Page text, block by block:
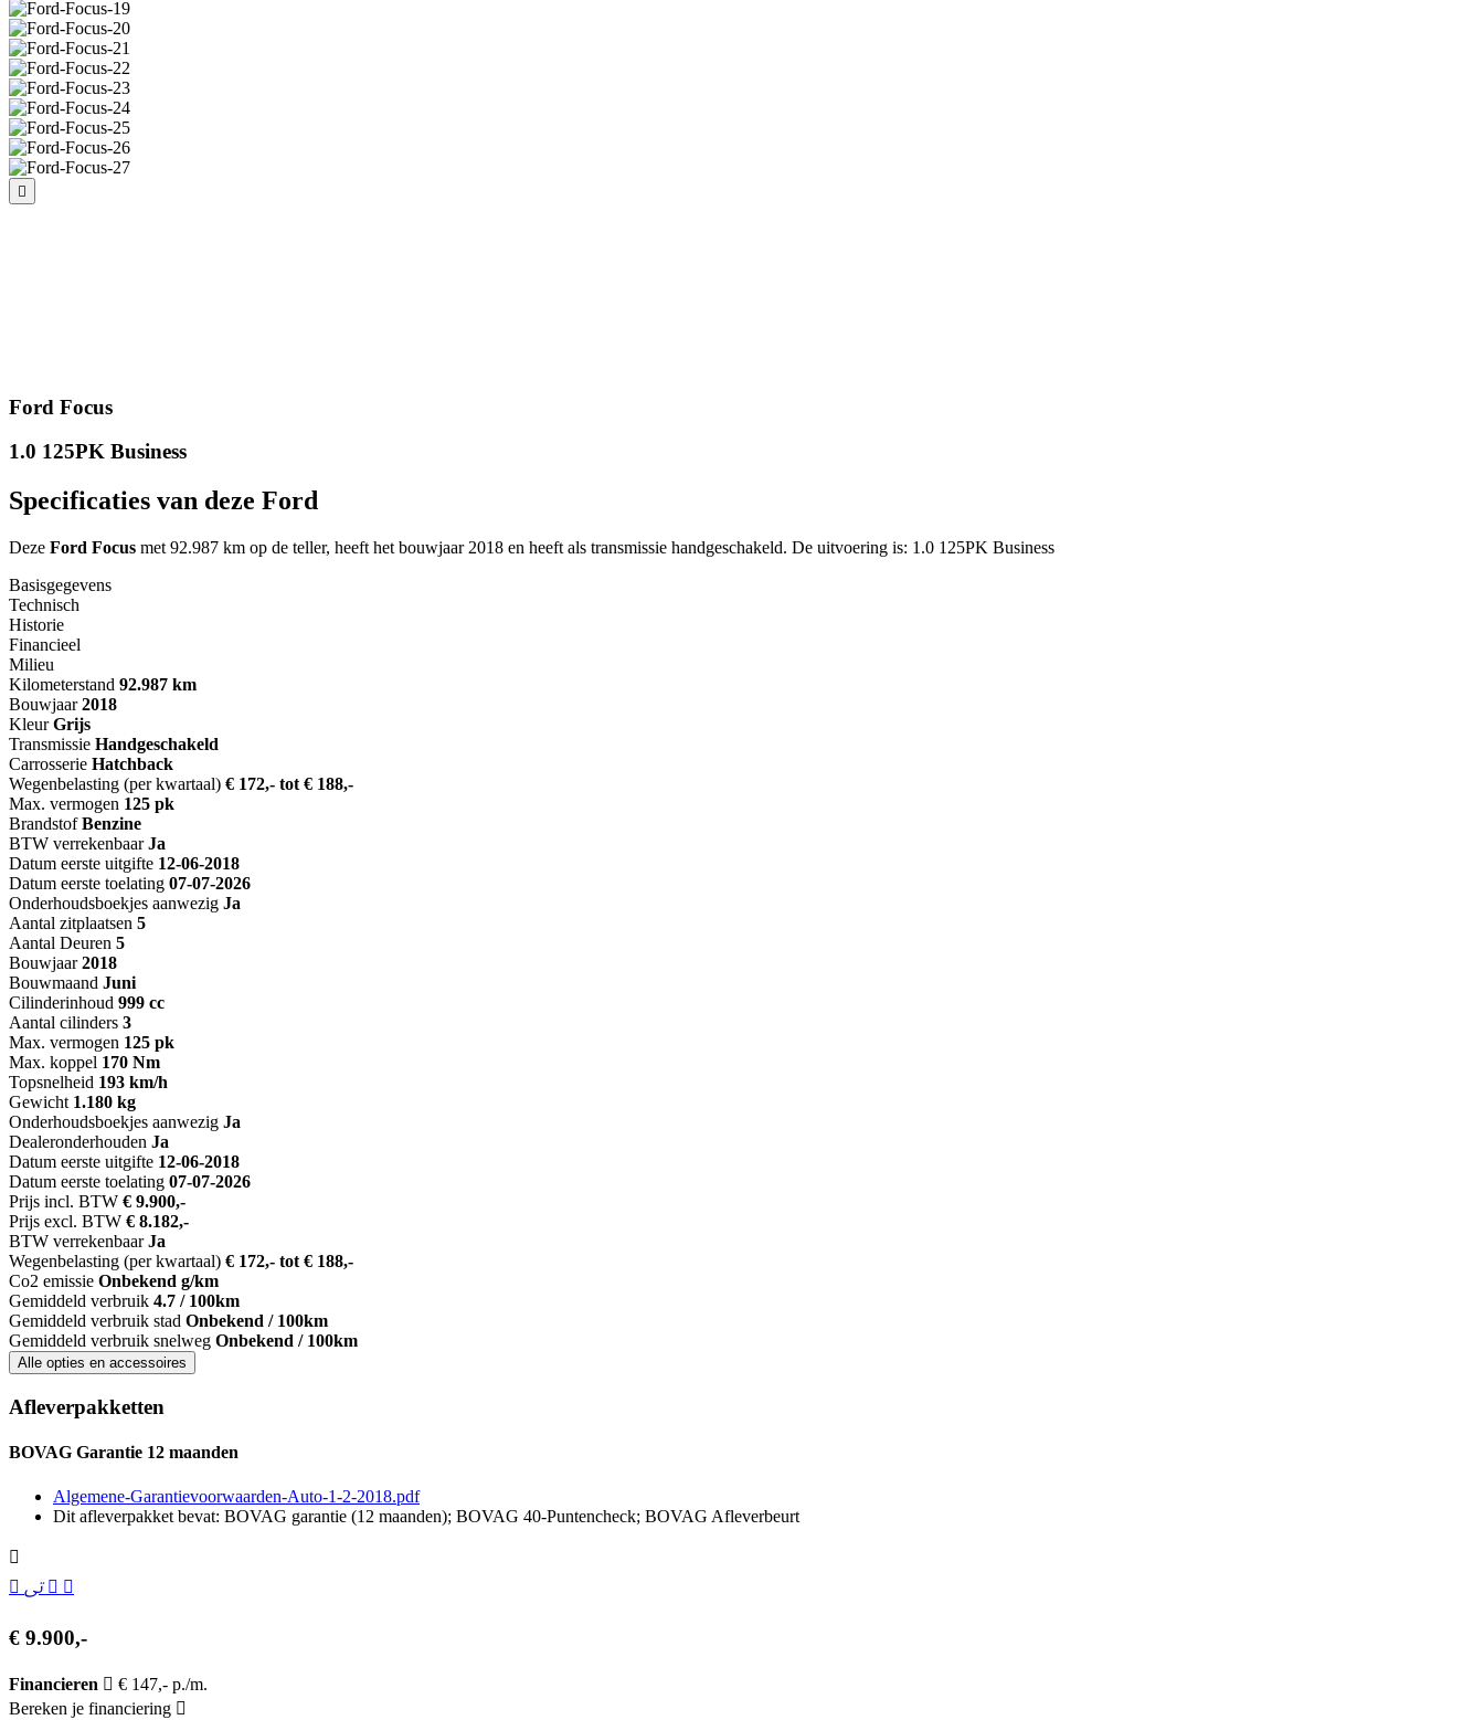
Ford Focus
1.0 125PK Business
Specificaties van deze Ford
Deze Ford Focus met 92.987 km op de teller, heeft het bouwjaar 2018 en heeft als transmissie handgeschakeld. De uitvoering is: 1.0 125PK Business
Basisgegevens
Technisch
Historie
Financieel
Milieu
Kilometerstand 92.987 km
Bouwjaar 2018
Kleur Grijs
Transmissie Handgeschakeld
Carrosserie Hatchback
Wegenbelasting (per kwartaal) € 172,- tot € 188,-
Max. vermogen 125 pk
Brandstof Benzine
BTW verrekenbaar Ja
Datum eerste uitgifte 12-06-2018
Datum eerste toelating 07-07-2026
Onderhoudsboekjes aanwezig Ja
Aantal zitplaatsen 5
Aantal Deuren 5
Bouwjaar 2018
Bouwmaand Juni
Cilinderinhoud 999 cc
Aantal cilinders 3
Max. vermogen 125 pk
Max. koppel 170 Nm
Topsnelheid 193 km/h
Gewicht 1.180 kg
Onderhoudsboekjes aanwezig Ja
Dealeronderhouden Ja
Datum eerste uitgifte 12-06-2018
Datum eerste toelating 07-07-2026
Prijs incl. BTW € 9.900,-
Prijs excl. BTW € 8.182,-
BTW verrekenbaar Ja
Wegenbelasting (per kwartaal) € 172,- tot € 188,-
Co2 emissie Onbekend g/km
Gemiddeld verbruik 4.7 / 100km
Gemiddeld verbruik stad Onbekend / 100km
Gemiddeld verbruik snelweg Onbekend / 100km
Alle opties en accessoires
Afleverpakketten
BOVAG Garantie 12 maanden
Algemene-Garantievoorwaarden-Auto-1-2-2018.pdf
Dit afleverpakket bevat: BOVAG garantie (12 maanden); BOVAG 40-Puntencheck; BOVAG Afleverbeurt
€ 9.900,-
Financieren
€ 147,- p./m.
Bereken je financiering